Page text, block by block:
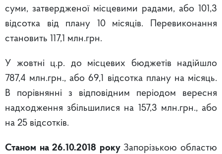
суми, затвердженої місцевими радами, або 101,3
відсотка від плану 10 місяців. Перевиконання
становить 117,1 млн.грн.
У жовтні ц.р. до місцевих бюджетів надійшло
787,4 млн.грн., або 69,1 відсотка плану на місяць.
В порівнянні з відповідним періодом вересня
надходження збільшилися на 157,3 млн.грн., або
на 25 відсотків.
Станом на 26.10.2018 рокуЗапорізькою областю